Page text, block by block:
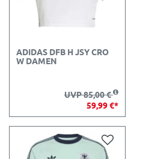
ADIDAS DFB H JSY CRO
W DAMEN
UVP 85,00 €
59,99 €*